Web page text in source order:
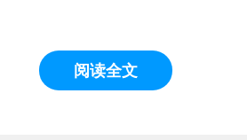
时满足下列专业报考条件：
阅读全文